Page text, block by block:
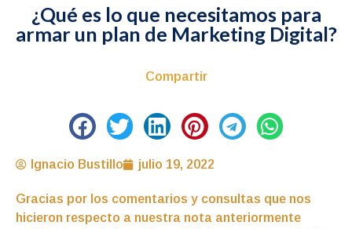
¿Qué es lo que necesitamos para
armar un plan de Marketing Digital?
Compartir
Ignacio Bustillo julio 19, 2022
Gracias por los comentarios y consultas que nos
hicieron respecto a nuestra nota anteriormente